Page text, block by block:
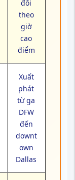
đổi
theo
giờ
cao
điểm
Xuất
phát
từ ga
DFW
đến
downt
own
Dallas